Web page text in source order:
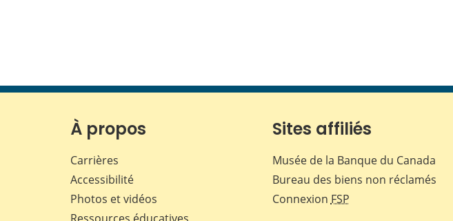
À propos
Carrières
Accessibilité
Photos et vidéos
Sites affiliés
Musée de la Banque du Canada
Bureau des biens non réclamés
Connexion FSP